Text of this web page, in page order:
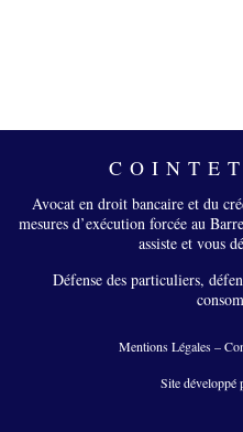
Avocat en droit bancaire et du
mesures d’exécution forcée au
assiste et vous
Défense des particuliers,
Mentions Légales–
Site développé